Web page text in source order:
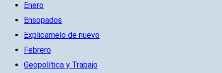
Enero
Ensopados
Explicamelo de nuevo
Febrero
Geopolítica y Trabajo